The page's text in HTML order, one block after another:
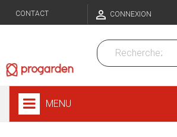
CONTACT  CONNEXION
MENU